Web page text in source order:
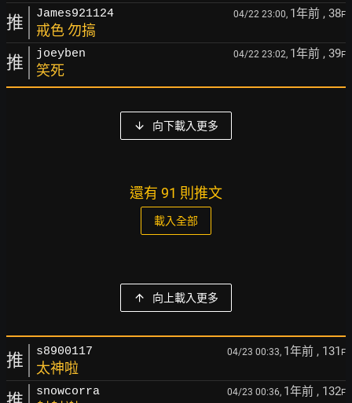
推 James921124 04/22 23:00, 1年前 , 38F
戒色 勿搞
推 joeyben 04/22 23:02, 1年前 , 39F
笑死
向下載入更多
還有 91 則推文
載入全部
向上載入更多
推 s8900117 04/23 00:33, 1年前 , 131 F
太神啦
snowcorra 04/23 00:36, 1年前 , 132F